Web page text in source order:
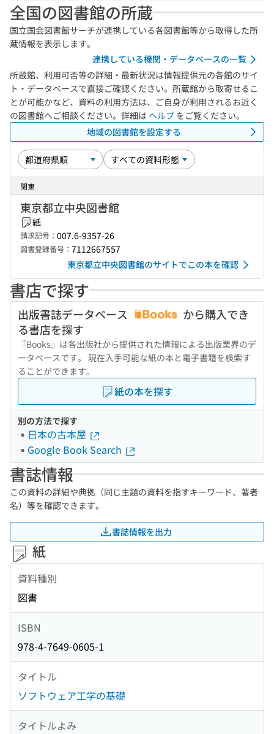
全国の図書館の所蔵
国立国会図書館サーチが連携している各図書館等から取得した所
蔵情報を表示します。
連携している機関・データベースの一覧
所蔵館、利用可否等の詳細・最新状況は情報提供元の各館のサイ
ト・データベースで直接ご確認ください。所蔵館から取寄せるこ
とが可能かなど、資料の利用方法は、ご自身が利用されるお近く
の図書館へご相談ください。詳細は ヘルプ をご覧ください。
地域の図書館を設定する
関東
東京都立中央図書館
紙
請求記号： 007.6-9357-26
図書登録番号： 7112667557
東京都立中央図書館のサイトでこの本を確認
書店で探す
出版書誌データベース
から購入でき
る書店を探す
『Books』は各出版社から提供された情報による出版業界のデ
ータベースです。 現在入手可能な紙の本と電子書籍を検索す
ることができます。
紙の本を探す
別の方法で探す
日本の古本屋
Google Book Search
書誌情報
この資料の詳細や典拠（同じ主題の資料を指すキーワード、著者
名）等を確認できます。
書誌情報を出力
紙
資料種別
図書
ISBN
978-4-7649-0605-1
タイトル
ソフトウェア工学の基礎
タイトルよみ